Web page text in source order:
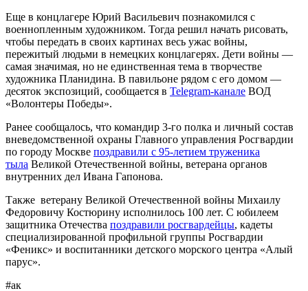
Еще в концлагере Юрий Васильевич познакомился с
военнопленным художником. Тогда решил начать рисовать,
чтобы передать в своих картинах весь ужас войны,
пережитый людьми в немецких концлагерях. Дети войны —
самая значимая, но не единственная тема в творчестве
художника Планидина. В павильоне рядом с его домом —
десяток экспозиций, сообщается в Telegram-канале ВОД
«Волонтеры Победы».
Ранее сообщалось, что командир 3-го полка и личный состав
вневедомственной охраны Главного управления Росгвардии
по городу Москве поздравили с 95-летием труженика
тыла Великой Отечественной войны, ветерана органов
внутренних дел Ивана Гапонова.
Также ветерану Великой Отечественной войны Михаилу
Федоровичу Костюрину исполнилось 100 лет. С юбилеем
защитника Отечества поздравили росгвардейцы, кадеты
специализированной профильной группы Росгвардии
«Феникс» и воспитанники детского морского центра «Алый
парус».
#ак